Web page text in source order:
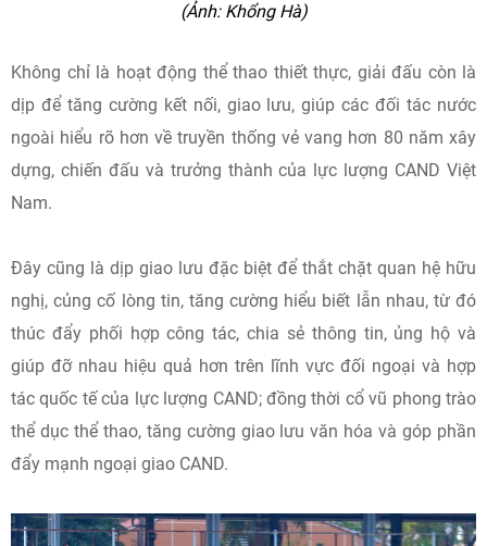
(Ảnh: Khổng Hà)
Không chỉ là hoạt động thể thao thiết thực, giải đấu còn là
dịp để tăng cường kết nối, giao lưu, giúp các đối tác nước
ngoài hiểu rõ hơn về truyền thống vẻ vang hơn 80 năm xây
dựng, chiến đấu và trưởng thành của lực lượng CAND Việt
Nam.
Đây cũng là dịp giao lưu đặc biệt để thắt chặt quan hệ hữu
nghị, củng cố lòng tin, tăng cường hiểu biết lẫn nhau, từ đó
thúc đẩy phối hợp công tác, chia sẻ thông tin, ủng hộ và
giúp đỡ nhau hiệu quả hơn trên lĩnh vực đối ngoại và hợp
tác quốc tế của lực lượng CAND; đồng thời cổ vũ phong trào
thể dục thể thao, tăng cường giao lưu văn hóa và góp phần
đẩy mạnh ngoại giao CAND.